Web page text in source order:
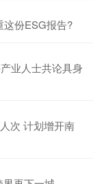
这份ESG报告?
业人士共论具身
次 计划增开南